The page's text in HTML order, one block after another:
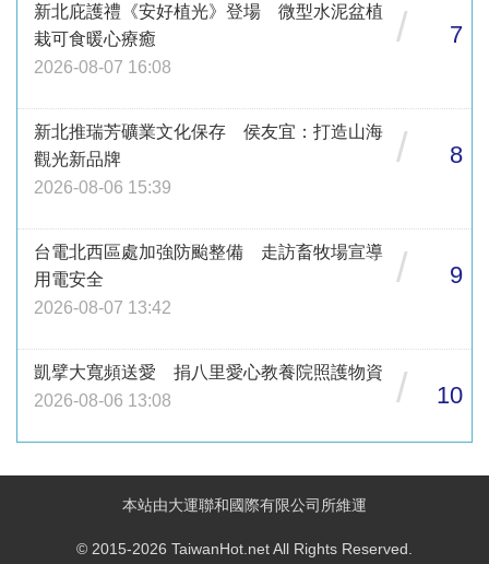
新北庇護禮《安好植光》登場 微型水泥盆植
栽可食暖心療癒
2026-08-07 16:08
/ 7
新北推瑞芳礦業文化保存 侯友宜：打造山海
觀光新品牌
2026-08-06 15:39
/ 8
台電北西區處加強防颱整備 走訪畜牧場宣導
用電安全
2026-08-07 13:42
/ 9
凱擘大寬頻送愛 捐八里愛心教養院照護物資
2026-08-06 13:08
/ 10
本站由大運聯和國際有限公司所維運
© 2015-2026 TaiwanHot.net All Rights Reserved.